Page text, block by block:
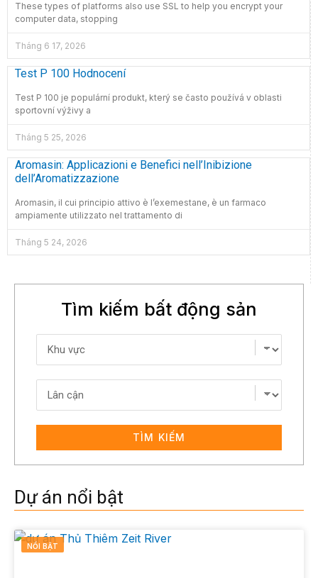
These types of platforms also use SSL to help you encrypt your
computer data, stopping
Tháng 6 17, 2026
Test P 100 Hodnocení
Test P 100 je populární produkt, který se často používá v oblasti
sportovní výživy a
Tháng 5 25, 2026
Aromasin: Applicazioni e Benefici nell’Inibizione
dell’Aromatizzazione
Aromasin, il cui principio attivo è l’exemestane, è un farmaco
ampiamente utilizzato nel trattamento di
Tháng 5 24, 2026
Tìm kiếm bất động sản
TÌM KIẾM
Dự án nổi bật
NỔI BẬT